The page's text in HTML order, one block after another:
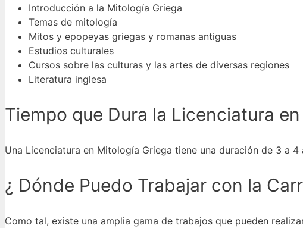
Introducción a la Mitología Griega
Temas de mitología
Mitos y epopeyas griegas y romanas antiguas
Estudios culturales
Cursos sobre las culturas y las artes de diversas regiones
Literatura inglesa
Tiempo que Dura la Licenciatura
Una Licenciatura en Mitología Griega tiene una duración de 3 a 4
¿ Dónde Puedo Trabajar con la
Como tal, existe una amplia gama de trabajos que pueden